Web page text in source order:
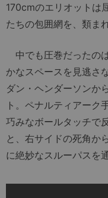
170cmのエリオットは
たちの包囲網を、類ま
中でも圧巻だったの
かなスペースを見逃さ
ダン・ヘンダーソンか
ト。ペナルティアーク
巧みなボールタッチで
と、右サイドの死角か
に絶妙なスルーパスを通